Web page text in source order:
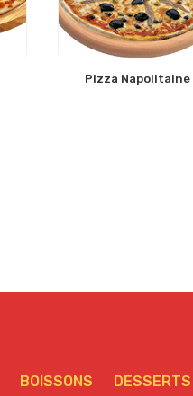
Pizza Napolitaine
BOISSONS DESSERTS